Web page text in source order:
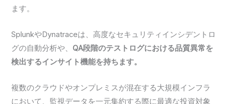
ます。
SplunkやDynatraceは、高度なセキュリティインシデントロ
グの自動分析や、QA段階のテストログにおける品質異常を
検出するインサイト機能を持ちます。
複数のクラウドやオンプレミスが混在する大規模インフラ
において、監視データを一元集約する際に最適な投資対象